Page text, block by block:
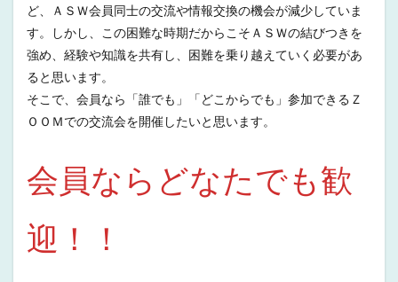
ど、ＡＳＷ会員同士の交流や情報交換の機会が減少していま
す。しかし、この困難な時期だからこそＡＳＷの結びつきを
強め、経験や知識を共有し、困難を乗り越えていく必要があ
ると思います。
そこで、会員なら「誰でも」「どこからでも」参加できるＺ
ＯＯＭでの交流会を開催したいと思います。
会員ならどなたでも歓
迎！！